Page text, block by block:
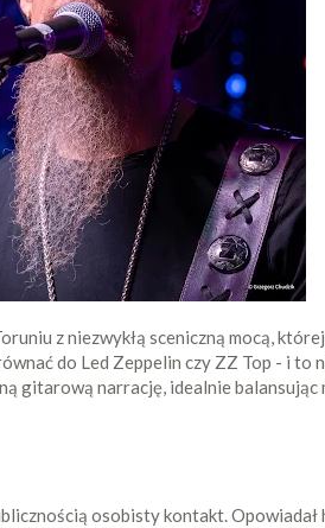
z niezwykłą sceniczną mocą,
do Led Zeppelin czy ZZ Top - i to
gitarową narrację, idealnie balansując
osobisty kontakt. Opowiadał